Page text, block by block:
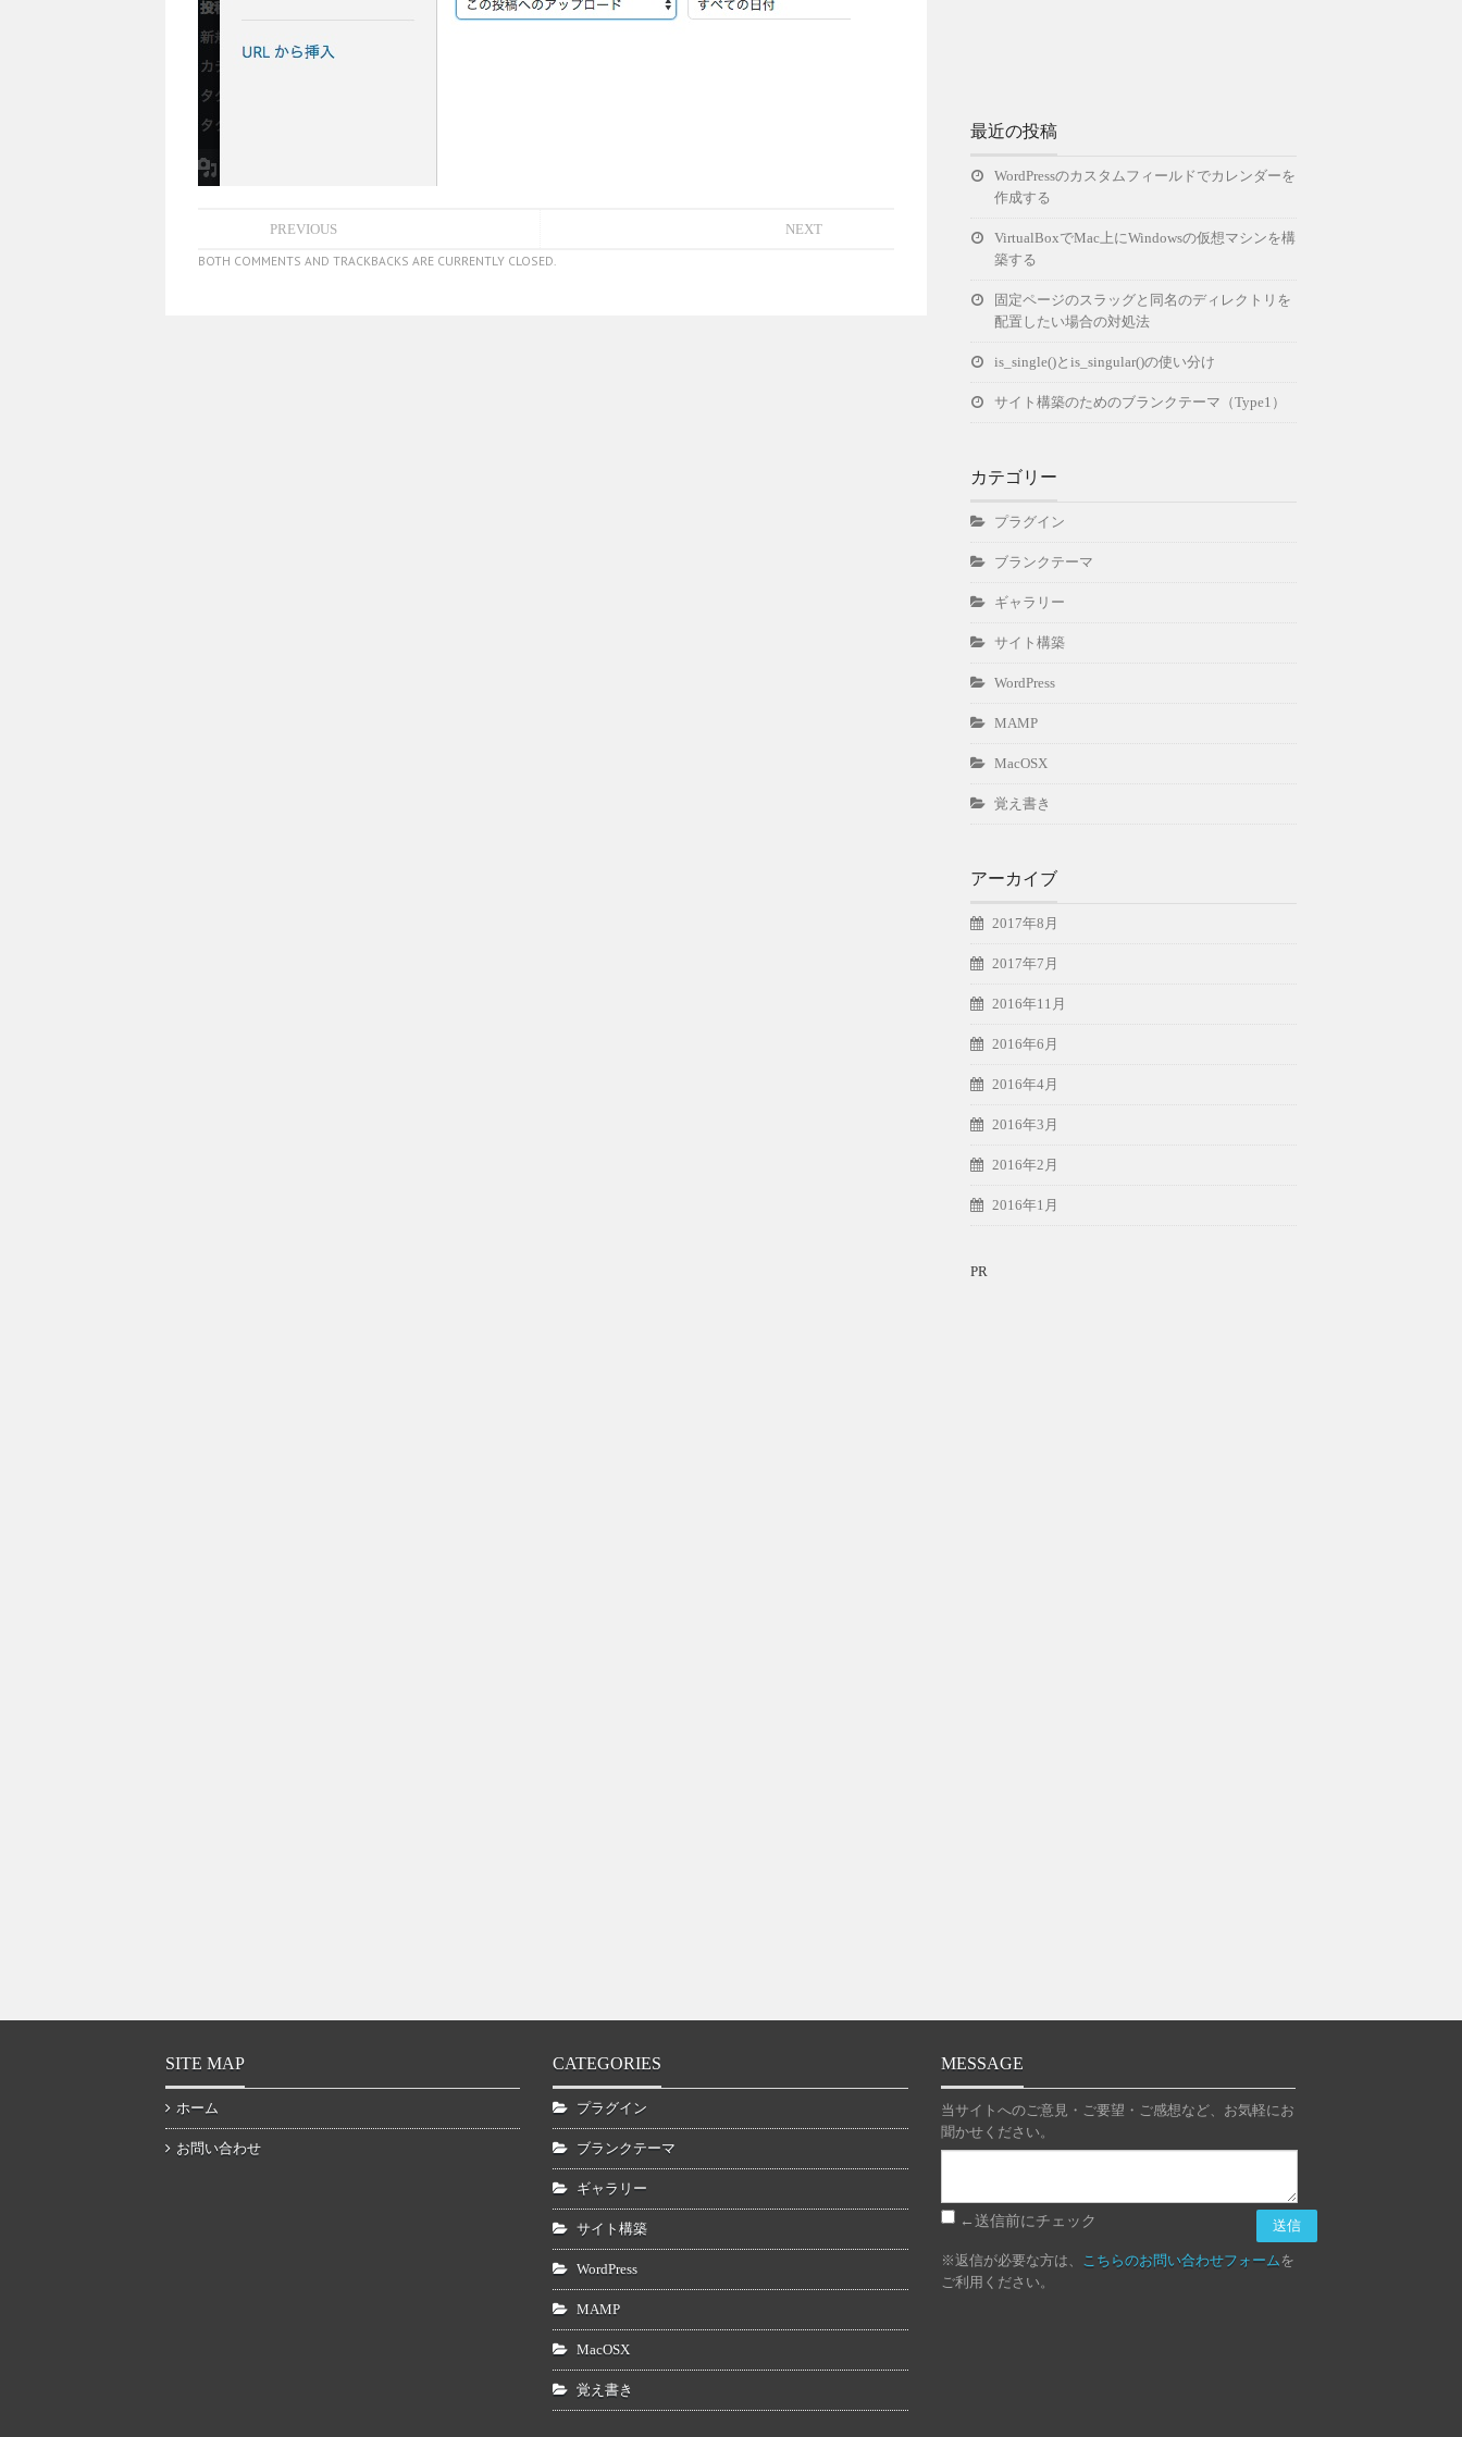
PREVIOUS
NEXT
BOTH COMMENTS AND TRACKBACKS ARE CURRENTLY CLOSED.
最近の投稿
WordPressのカスタムフィールドでカレンダーを
作成する
VirtualBoxでMac上にWindowsの仮想マシンを構
築する
固定ページのスラッグと同名のディレクトリを
配置したい場合の対処法
is_single()とis_singular()の使い分け
サイト構築のためのブランクテーマ（Type1）
カテゴリー
プラグイン
ブランクテーマ
ギャラリー
サイト構築
WordPress
MAMP
MacOSX
覚え書き
アーカイブ
2017年8月
2017年7月
2016年11月
2016年6月
2016年4月
2016年3月
2016年2月
2016年1月
PR
SITE MAP
ホーム
お問い合わせ
CATEGORIES
プラグイン
ブランクテーマ
ギャラリー
サイト構築
WordPress
MAMP
MacOSX
覚え書き
MESSAGE
当サイトへのご意見・ご要望・ご感想など、お気軽にお
聞かせください。
←送信前にチェック
※返信が必要な方は、 こちらのお問い合わせフォームを
ご利用ください。